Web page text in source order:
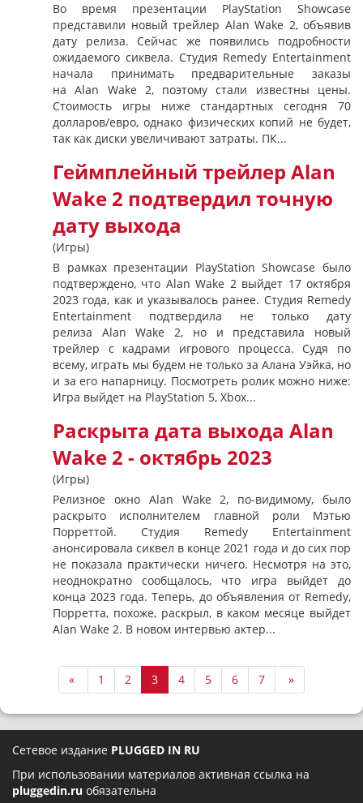
Во время презентации PlayStation Showcase
представили новый трейлер Alan Wake 2, объявив
дату релиза. Сейчас же появились подробности
ожидаемого сиквела. Студия Remedy Entertainment
начала принимать предварительные заказы
на Alan Wake 2, поэтому стали известны цены.
Стоимость игры ниже стандартных сегодня 70
долларов/евро, однако физических копий не будет,
так как диски увеличивают затраты. ПК...
Геймплейный трейлер Alan
Wake 2 подтвердил точную
дату выхода
(Игры)
В рамках презентации PlayStation Showcase было
подтверждено, что Alan Wake 2 выйдет 17 октября
2023 года, как и указывалось ранее. Студия Remedy
Entertainment подтвердила не только дату
релиза Alan Wake 2, но и представила новый
трейлер с кадрами игрового процесса. Судя по
всему, играть мы будем не только за Алана Уэйка, но
и за его напарницу. Посмотреть ролик можно ниже:
Игра выйдет на PlayStation 5, Xbox...
Раскрыта дата выхода Alan
Wake 2 - октябрь 2023
(Игры)
Релизное окно Alan Wake 2, по-видимому, было
раскрыто исполнителем главной роли Мэтью
Порреттой. Студия Remedy Entertainment
анонсировала сиквел в конце 2021 года и до сих пор
не показала практически ничего. Несмотря на это,
неоднократно сообщалось, что игра выйдет до
конца 2023 года. Теперь, до объявления от Remedy,
Порретта, похоже, раскрыл, в каком месяце выйдет
Alan Wake 2. В новом интервью актер...
« 1 2 3 4 5 6 7 »
Сетевое издание PLUGGED IN RU
При использовании материалов активная ссылка на
pluggedin.ru обязательна